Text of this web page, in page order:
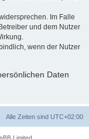
Im Falle
und dem Nutzer
wenn der Nutzer
Daten
Alle Zeiten sind UTC+02:00